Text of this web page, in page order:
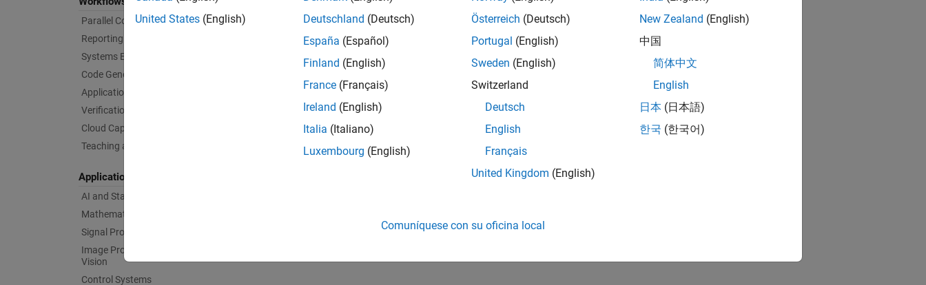
Parallel Computing
Reporting and Database Access
Systems Engineering
Code Generation
Application Deployment
Verification, Validation, and Test
Cloud Capabilities
Teaching and Learning
Applications
AI and Statistics
Mathematics and Optimization
Signal Processing
Image Processing and Computer
Vision
Control Systems
United States (English)
Deutschland (Deutsch)
España (Español)
Finland (English)
France (Français)
Ireland (English)
Italia (Italiano)
Luxembourg (English)
Österreich (Deutsch)
Portugal (English)
Sweden (English)
Switzerland
Deutsch
English
Français
United Kingdom (English)
New Zealand (English)
中国
简体中文
English
日本 (日本語)
한국 (한국어)
Comuníquese con su oficina local